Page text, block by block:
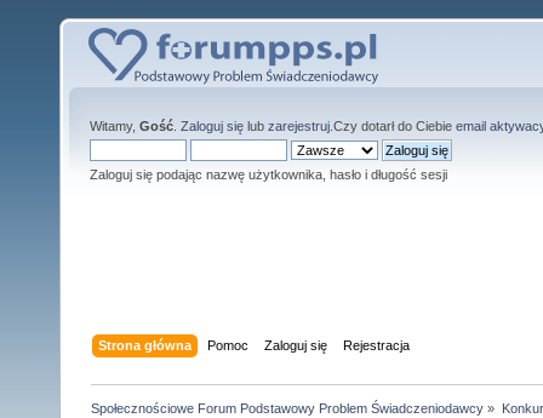
Witamy, Gość Zaloguj się lub zarejestruj .Czy dotarł do Ciebie email
Zaloguj się podając nazwę użytkownika, hasło i długość sesji
Strona główna Pomoc Zaloguj się Rejestracja
Społecznościowe Forum Podstawowy Problem Świadczeniodawcy »